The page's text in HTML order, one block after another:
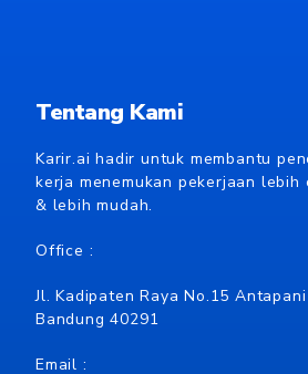
Tentang Kami
Karir.ai hadir untuk membantu
kerja menemukan pekerjaan lebih
& lebih mudah.
Office :
Jl. Kadipaten Raya No.15 Antapani
Bandung 40291
Email :